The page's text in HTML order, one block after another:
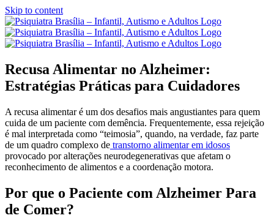
Skip to content
Recusa Alimentar no Alzheimer:
Estratégias Práticas para Cuidadores
A recusa alimentar é um dos desafios mais angustiantes para quem
cuida de um paciente com demência. Frequentemente, essa rejeição
é mal interpretada como “teimosia”, quando, na verdade, faz parte
de um quadro complexo de transtorno alimentar em idosos
provocado por alterações neurodegenerativas que afetam o
reconhecimento de alimentos e a coordenação motora.
Por que o Paciente com Alzheimer Para
de Comer?